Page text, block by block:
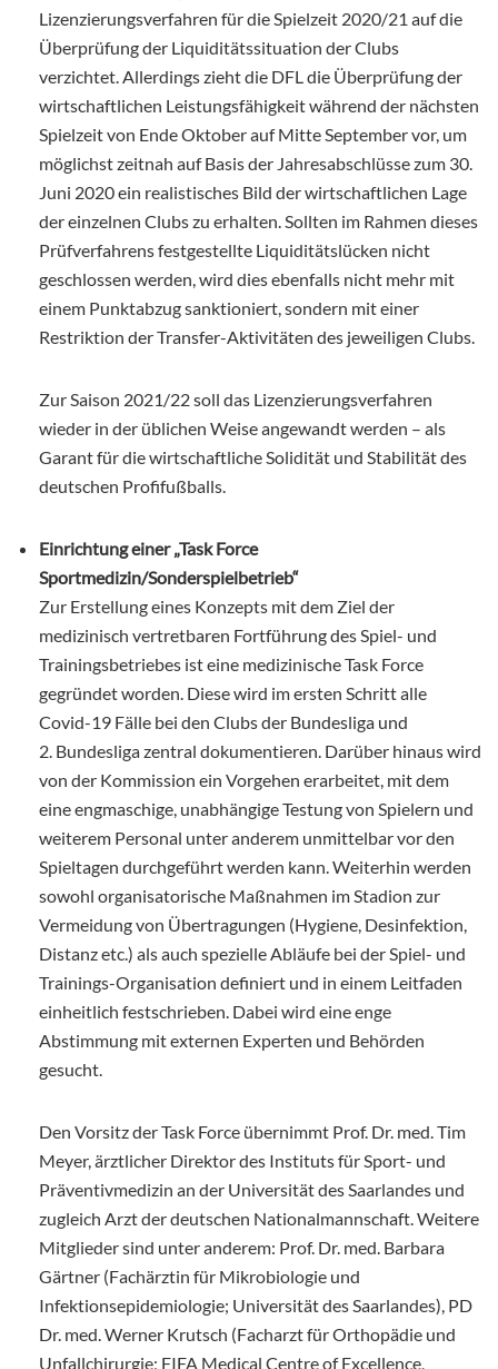
Lizenzierungsverfahren für die Spielzeit 2020/21 auf die
Überprüfung der Liquiditätssituation der Clubs
verzichtet. Allerdings zieht die DFL die Überprüfung der
wirtschaftlichen Leistungsfähigkeit während der nächsten
Spielzeit von Ende Oktober auf Mitte September vor, um
möglichst zeitnah auf Basis der Jahresabschlüsse zum 30.
Juni 2020 ein realistisches Bild der wirtschaftlichen Lage
der einzelnen Clubs zu erhalten. Sollten im Rahmen dieses
Prüfverfahrens festgestellte Liquiditätslücken nicht
geschlossen werden, wird dies ebenfalls nicht mehr mit
einem Punktabzug sanktioniert, sondern mit einer
Restriktion der Transfer-Aktivitäten des jeweiligen Clubs.
Zur Saison 2021/22 soll das Lizenzierungsverfahren
wieder in der üblichen Weise angewandt werden – als
Garant für die wirtschaftliche Solidität und Stabilität des
deutschen Profifußballs.
Einrichtung einer „Task Force
Sportmedizin/Sonderspielbetrieb“
Zur Erstellung eines Konzepts mit dem Ziel der
medizinisch vertretbaren Fortführung des Spiel- und
Trainingsbetriebes ist eine medizinische Task Force
gegründet worden. Diese wird im ersten Schritt alle
Covid-19 Fälle bei den Clubs der Bundesliga und
2. Bundesligazentral dokumentieren. Darüber hinaus wird
von der Kommission ein Vorgehen erarbeitet, mit dem
eine engmaschige, unabhängige Testung von Spielern und
weiterem Personal unter anderem unmittelbar vor den
Spieltagen durchgeführt werden kann. Weiterhin werden
sowohl organisatorische Maßnahmen im Stadion zur
Vermeidung von Übertragungen (Hygiene, Desinfektion,
Distanz etc.) als auch spezielle Abläufe bei der Spiel- und
Trainings-Organisation definiert und in einem Leitfaden
einheitlich festschrieben. Dabei wird eine enge
Abstimmung mit externen Experten und Behörden
gesucht.
Den Vorsitz der Task Force übernimmt Prof. Dr. med. Tim
Meyer, ärztlicher Direktor des Instituts für Sport- und
Präventivmedizin an der Universität des Saarlandes und
zugleich Arzt der deutschen Nationalmannschaft. Weitere
Mitglieder sind unter anderem: Prof. Dr. med. Barbara
Gärtner (Fachärztin für Mikrobiologie und
Infektionsepidemiologie; Universität des Saarlandes), PD
Dr. med. Werner Krutsch (Facharzt für Orthopädie und
Unfallchirurgie; FIFA Medical Centre of Excellence,